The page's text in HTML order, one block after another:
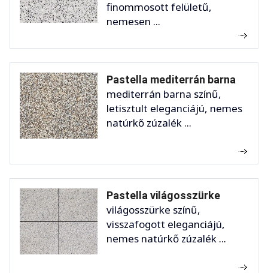
finommosott felületű,
nemesen ...
Pastella mediterrán barna
mediterrán barna színű,
letisztult eleganciájú, nemes
natúrkő zúzalék ...
Pastella világosszürke
világosszürke színű,
visszafogott eleganciájú,
nemes natúrkő zúzalék ...